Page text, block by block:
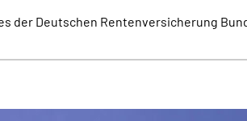
Deutschen Rentenversicherung